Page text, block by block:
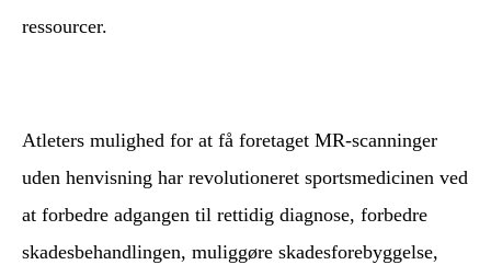
ressourcer.
Atleters mulighed for at få foretaget MR-scanninger
uden henvisning har revolutioneret sportsmedicinen ved
at forbedre adgangen til rettidig diagnose, forbedre
skadesbehandlingen, muliggøre skadesforebyggelse,